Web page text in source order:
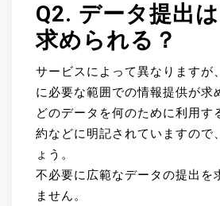
Q2. データ提出
求められる？
サービスによって異なりますが
に必要な範囲での情報提供が求
どのデータを何のために利用す
約などに明記されていますので
ょう。
不必要に広範なデータの提出を
ません。